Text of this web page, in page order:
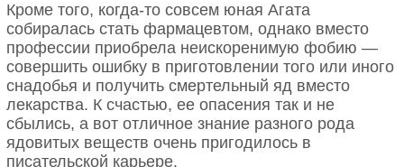
Кроме того, когда-то совсем юная Агата
собиралась стать фармацевтом, однако вместо
профессии приобрела неискоренимую фобию —
совершить ошибку в приготовлении того или иного
снадобья и получить смертельный яд вместо
лекарства. К счастью, ее опасения так и не
сбылись, а вот отличное знание разного рода
ядовитых веществ очень пригодилось в
писательской карьере.